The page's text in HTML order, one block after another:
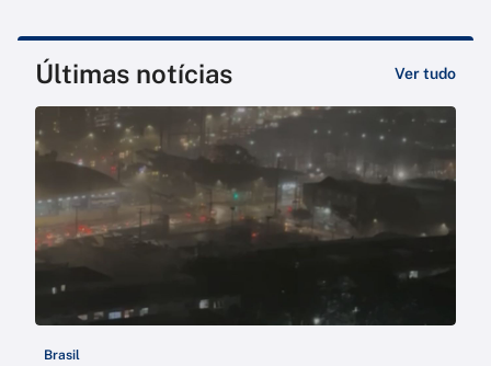
Últimas notícias Ver tudo
Brasil